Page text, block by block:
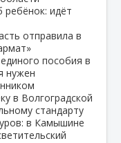
ребёнок: идёт
отправила в
пособия в
нужен
в Волгоградской
стандарту
в Камышине